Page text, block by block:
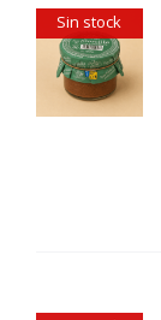
Sin stock